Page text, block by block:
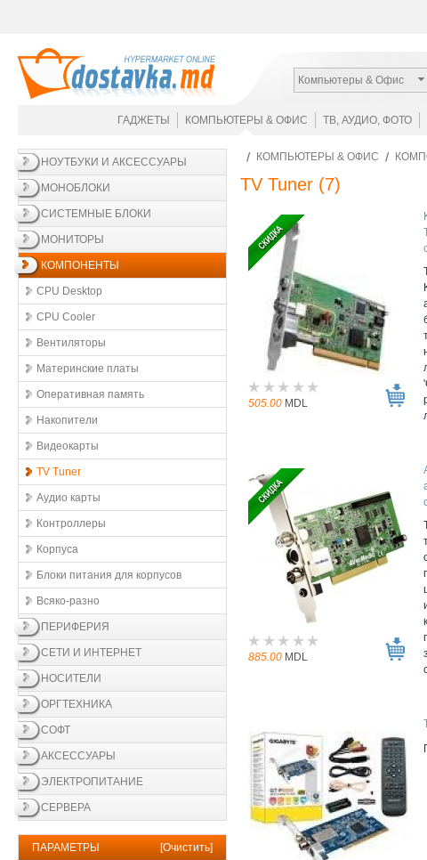
Компьютеры & Офис
ГАДЖЕТЫ КОМПЬЮТЕРЫ & ОФИС ТВ, АУДИО, ФОТО
НОУТБУКИ И АКСЕССУАРЫ
МОНОБЛОКИ
СИСТЕМНЫЕ БЛОКИ
МОНИТОРЫ
КОМПОНЕНТЫ
CPU Desktop
CPU Cooler
Вентиляторы
Материнские платы
Оперативная память
Накопители
Видеокарты
TV Tuner
Аудио карты
Контроллеры
Корпуса
Блоки питания для корпусов
Всяко-разно
ПЕРИФЕРИЯ
СЕТИ И ИНТЕРНЕТ
НОСИТЕЛИ
ОРГТЕХНИКА
СОФТ
АКСЕССУАРЫ
ЭЛЕКТРОПИТАНИЕ
СЕРВЕРА
ПАРАМЕТРЫ [Очистить]
КОМПЬЮТЕРЫ & ОФИС
TV Tuner (7)
505.00 MDL
885.00 MDL